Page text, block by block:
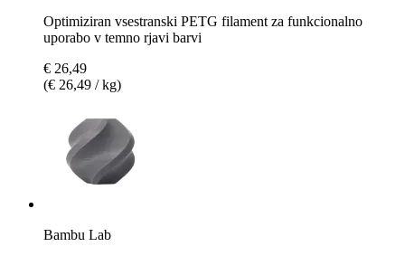
Optimiziran vsestranski PETG filament za funkcionalno
uporabo v temno rjavi barvi
€ 26,49
(€ 26,49 / kg)
Bambu Lab